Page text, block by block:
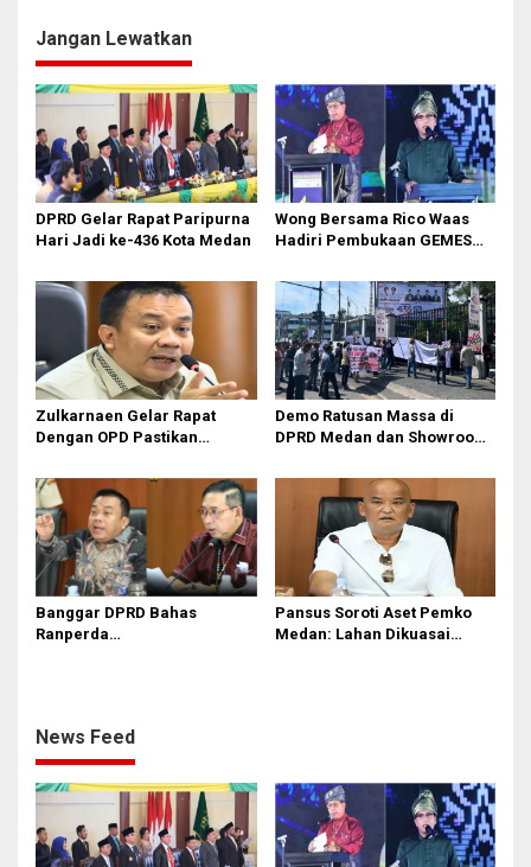
Awal
Jangan Lewatkan
DPRD Gelar Rapat Paripurna
Hari Jadi ke-436 Kota Medan
Wong Bersama Rico Waas
Hadiri Pembukaan GEMES
Zulkarnaen Gelar Rapat
Dengan OPD Pastikan
Banjir
Demo Ratusan Massa di
DPRD Medan dan Showroom
Soroti Dugaan Bangunan
Tanpa PBG
Banggar DPRD Bahas
Ranperda
Pansus Soroti Aset Pemko
Medan: Lahan Dikuasai
News Feed